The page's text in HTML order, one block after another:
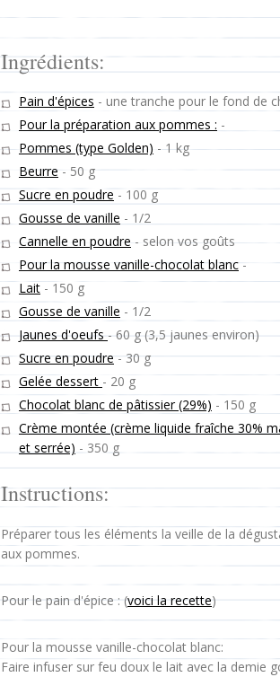
Ingrédients:
Pain d'épices - une tranche pour le fond de
Pour la préparation aux pommes : -
Pommes (type Golden) -1 kg
Beurre - 50 g
Sucre en poudre - 100 g
Gousse de vanille - 1/2
Cannelle en poudre - selon vos goûts
Pour la mousse vanille-chocolat blanc -
Lait-150 g
Gousse de vanille - 1/2
Jaunes d'oeufs - 60 g (3,5 jaunes environ)
Sucre en poudre-30 g
Gelée dessert - 20 g
Chocolat blanc de pâtissier (29%) - 150 g
Crème montée (crème liquide fraîche 30%
et serrée) - 350 g
Instructions:
Préparer tous les éléments la veille de la
aux pommes.
Pour le pain d'épice : (voici la recette)
Pour la mousse vanille-chocolat blanc:
Faire infuser sur feu doux le lait avec la demie